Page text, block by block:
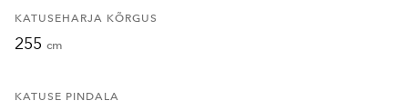
KATUSEHARJA KÕRGUS
255 cm
KATUSE PINDALA